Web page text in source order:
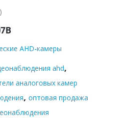
AHD-камеры
ahd,
аналоговых камер
, оптовая продажа